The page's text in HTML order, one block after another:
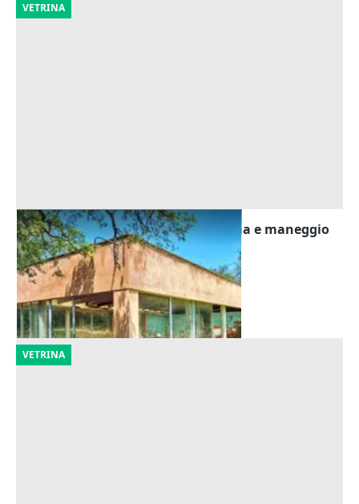
VETRINA
Asta Complesso ricettivo con piscina e maneggio
Abbasanta (Oristano)
Offerta minima
219.552 €
28/10/2026
VETRINA